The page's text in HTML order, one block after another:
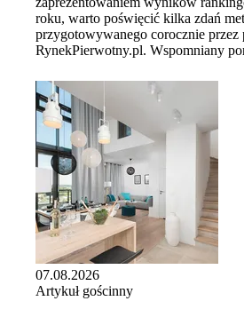
roku, warto poświęcić kilka zdań
przygotowywanego corocznie przez
RynekPierwotny.pl. Wspomniany
07.08.2026
Artykuł gościnny